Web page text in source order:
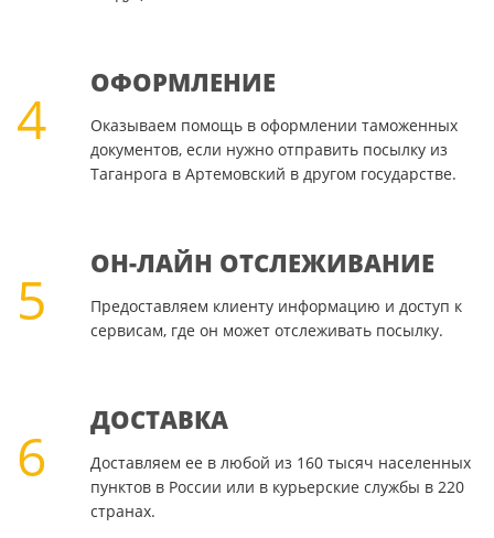
4
ОФОРМЛЕНИЕ
Оказываем помощь в оформлении таможенных
документов, если нужно отправить посылку из
Таганрога в Артемовский в другом государстве.
5
ОН-ЛАЙН ОТСЛЕЖИВАНИЕ
Предоставляем клиенту информацию и доступ к
сервисам, где он может отслеживать посылку.
6
ДОСТАВКА
Доставляем ее в любой из 160 тысяч населенных
пунктов в России или в курьерские службы в 220
странах.